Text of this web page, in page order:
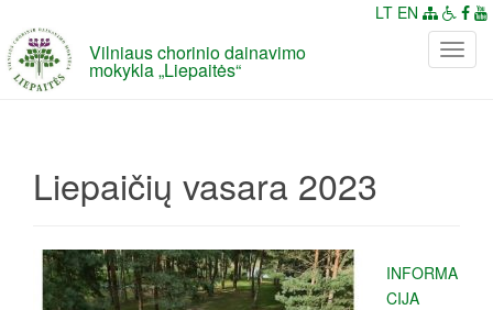
P
n
Vilniaus chorinio dainavimo
mokykla „Liepaitės“
LT EN
Liepaičių vasara 2023
INFORMA
CIJA